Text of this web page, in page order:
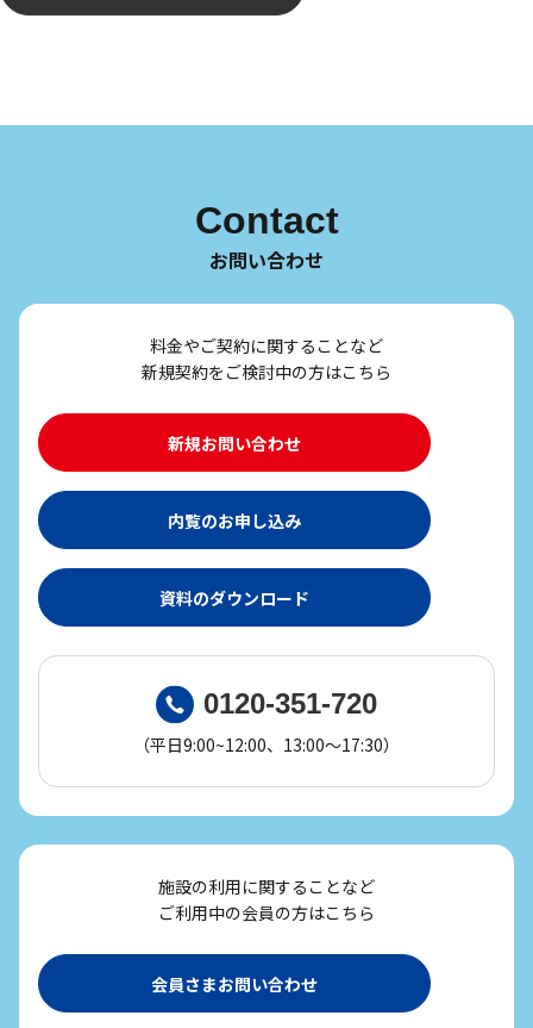
Contact
お問い合わせ
料金やご契約に関することなど
新規契約をご検討中の方はこちら
新規お問い合わせ
内覧のお申し込み
資料のダウンロード
0120-351-720
（平日9:00~12:00、13:00～17:30）
施設の利用に関することなど
ご利用中の会員の方はこちら
会員さまお問い合わせ